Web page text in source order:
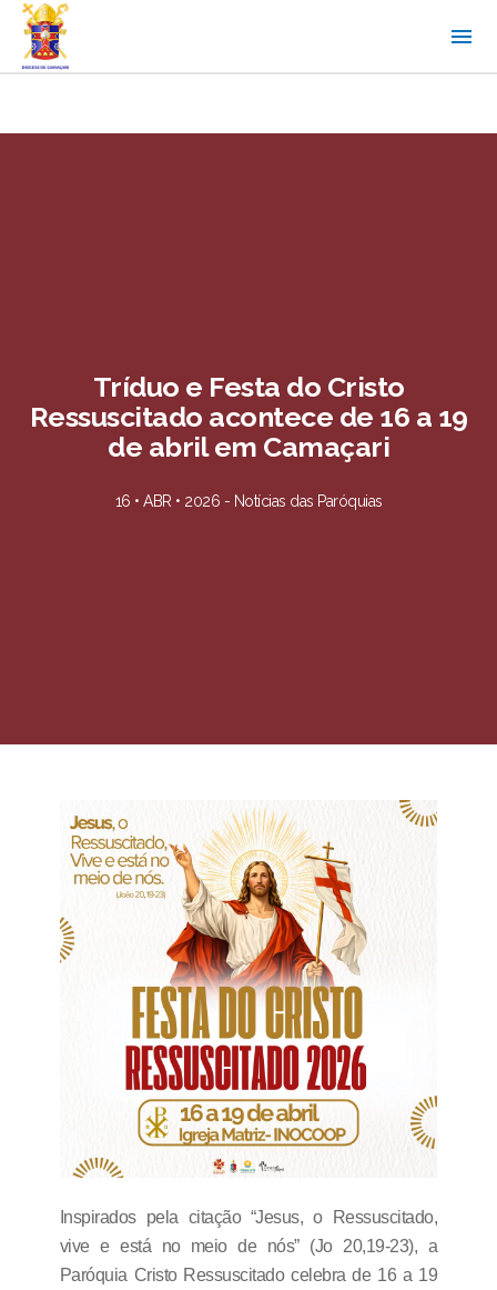
Tríduo e Festa do Cristo
Ressuscitado acontece de 16 a 19
de abril em Camaçari
16 • ABR • 2026 - Notícias das Paróquias
Inspirados pela citação “Jesus, o Ressuscitado,
vive e está no meio de nós” (Jo 20,19-23), a
Paróquia Cristo Ressuscitado celebra de 16 a 19